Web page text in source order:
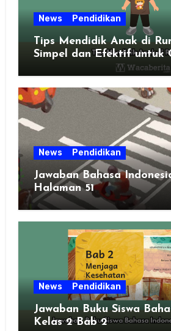
News Pendidikan
Tips Mendidik Anak di
Simpel dan Efektif untuk
Zaman Sekarang
News Pendidikan
Jawaban Bahasa
Halaman 51
News Pendidikan
Jawaban Buku Siswa
Kelas 2 Bab 2